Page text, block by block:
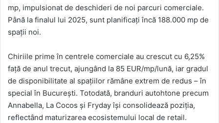
mp, impulsionat de deschideri de noi parcuri comerciale.
Până la finalul lui 2025, sunt planificați încă 188.000 mp de
spații noi.
Chiriile prime în centrele comerciale au crescut cu 6,25%
față de anul trecut, ajungând la 85 EUR/mp/lună, iar gradul
de disponibilitate al spațiilor rămâne extrem de redus – în
special în București. Totodată, branduri autohtone precum
Annabella, La Cocos și Fryday își consolidează poziția,
reflectând maturizarea ecosistemului local de retail.